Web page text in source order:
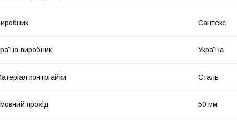
Сантекс
виробник Україна
контргайки Сталь
прохід 50 мм